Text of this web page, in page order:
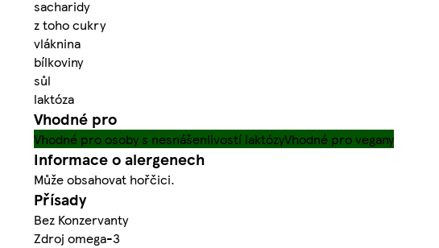
sacharidy
z toho cukry
vláknina
bílkoviny
sůl
laktóza
Vhodné pro
Vhodné pro osoby s nesnášenlivostí laktózyVhodné pro vegany
Informace o alergenech
Může obsahovat hořčici.
Přísady
Bez Konzervanty
Zdroj omega-3